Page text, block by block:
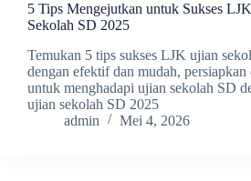
5 Tips Mengejutkan untuk Sukses
Sekolah SD 2025
Temukan 5 tips sukses LJK ujian
dengan efektif dan mudah,
untuk menghadapi ujian sekolah SD
ujian sekolah SD 2025
admin
Mei 4, 2026